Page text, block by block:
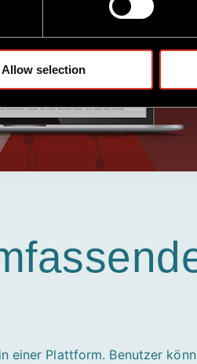
Allow selection
Plattform. Benutzer